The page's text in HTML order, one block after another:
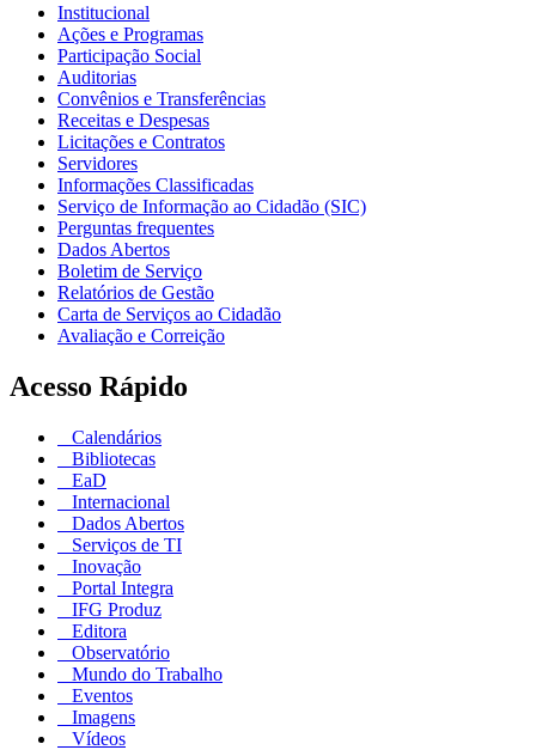
Institucional
Ações e Programas
Participação Social
Auditorias
Convênios e Transferências
Receitas e Despesas
Licitações e Contratos
Servidores
Informações Classificadas
Serviço de Informação ao Cidadão (SIC)
Perguntas frequentes
Dados Abertos
Boletim de Serviço
Relatórios de Gestão
Carta de Serviços ao Cidadão
Avaliação e Correição
Acesso Rápido
Calendários
Bibliotecas
EaD
Internacional
Dados Abertos
Serviços de TI
Inovação
Portal Integra
IFG Produz
Editora
Observatório
Mundo do Trabalho
Eventos
Imagens
Vídeos